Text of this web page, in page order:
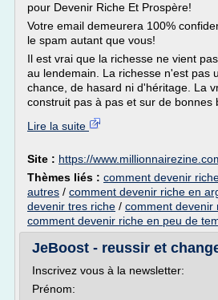
pour Devenir Riche Et Prospère!
Votre email demeurera 100%
le spam autant que vous!
Il est vrai que la richesse ne vient
au lendemain. La richesse n'est pas
chance, de hasard ni d'héritage. La
construit pas à pas et sur de bonnes
Lire la suite
Site : https://
Thèmes liés : comment devenir
autres / comment devenir riche en
devenir tres riche / comment devenir
comment devenir riche en peu de
JeBoost - reussir et
Inscrivez vous à la newsletter:
Prénom: